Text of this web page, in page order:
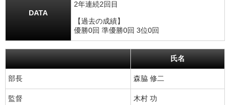
DATA
2年連続2回目
【過去の成績】
優勝0回 準優勝0回 3位0回
氏名
部長 森脇 修二
監督 木村 功